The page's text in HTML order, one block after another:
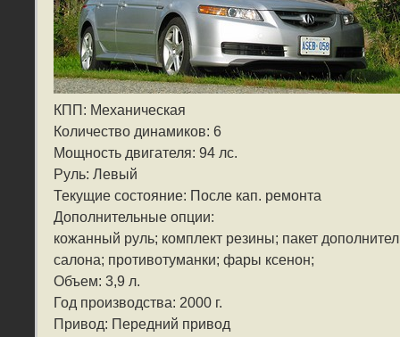
КПП: Механическая
Количество динамиков: 6
Мощность двигателя: 94 лс.
Руль: Левый
Текущие состояние: После кап. ремонта
Дополнительные опции:
кожанный руль; комплект резины; пакет
салона; противотуманки; фары ксенон;
Объем: 3,9 л.
Год производства: 2000 г.
Привод: Передний привод